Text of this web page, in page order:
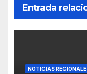
Entrada
NOTICIAS